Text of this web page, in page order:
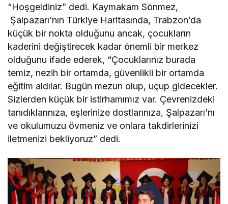
“Hoşgeldiniz” dedi. Kaymakam Sönmez,
Şalpazarı’nın Türkiye Haritasında, Trabzon’da
küçük bir nokta olduğunu ancak, çocukların
kaderini değiştirecek kadar önemli bir merkez
olduğunu ifade ederek, “Çocuklarınız burada
temiz, nezih bir ortamda, güvenlikli bir ortamda
eğitim aldılar. Bugün mezun olup, uçup gidecekler.
Sizlerden küçük bir istirhamımız var. Çevrenizdeki
tanıdıklarınıza, eşlerinize dostlarınıza, Şalpazarı’nı
ve okulumuzu övmeniz ve onlara takdirlerinizi
iletmenizi bekliyoruz” dedi.